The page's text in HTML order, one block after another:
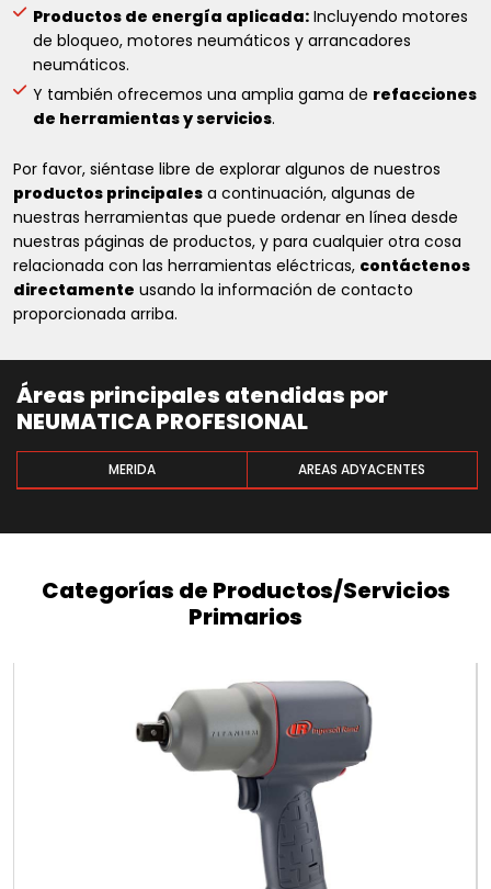
Productos de energía aplicada: Incluyendo motores
de bloqueo, motores neumáticos y arrancadores
neumáticos.
Y también ofrecemos una amplia gama de refacciones
de herramientas y servicios.
Por favor, siéntase libre de explorar algunos de nuestros
productos principales a continuación, algunas de
nuestras herramientas que puede ordenar en línea desde
nuestras páginas de productos, y para cualquier otra cosa
relacionada con las herramientas eléctricas, contáctenos
directamente usando la información de contacto
proporcionada arriba.
Áreas principales atendidas por
NEUMATICA PROFESIONAL
MERIDA AREAS ADYACENTES
Categorías de Productos/Servicios
Primarios